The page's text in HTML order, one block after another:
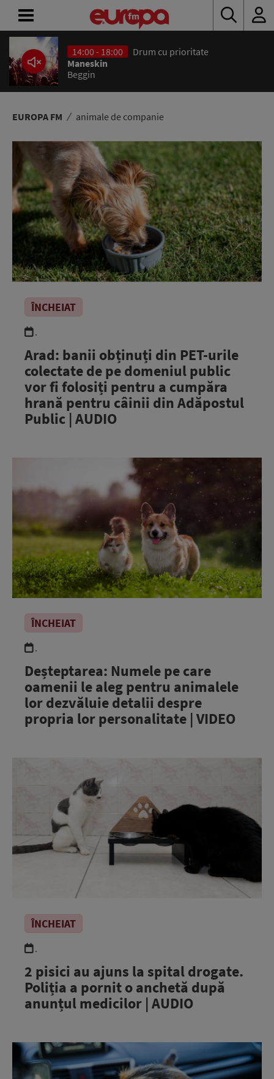
14:00 - 18:00
Drum cu prioritate
Maneskin
Beggin
EUROPA FM animale de companie
ÎNCHEIAT
.
Arad: banii obținuți din PET-urile
colectate de pe domeniul public
vor fi folosiți pentru a cumpăra
hrană pentru câinii din Adăpostul
Public | AUDIO
ÎNCHEIAT
.
Deșteptarea: Numele pe care
oamenii le aleg pentru animalele
lor dezvăluie detalii despre
propria lor personalitate | VIDEO
ÎNCHEIAT
.
2 pisici au ajuns la spital drogate.
Poliția a pornit o anchetă după
anunțul medicilor | AUDIO
ACASĂ
ȘTIRI
RADIO
CONCURSURI
PODCAST
ASCULTĂ
LIVE